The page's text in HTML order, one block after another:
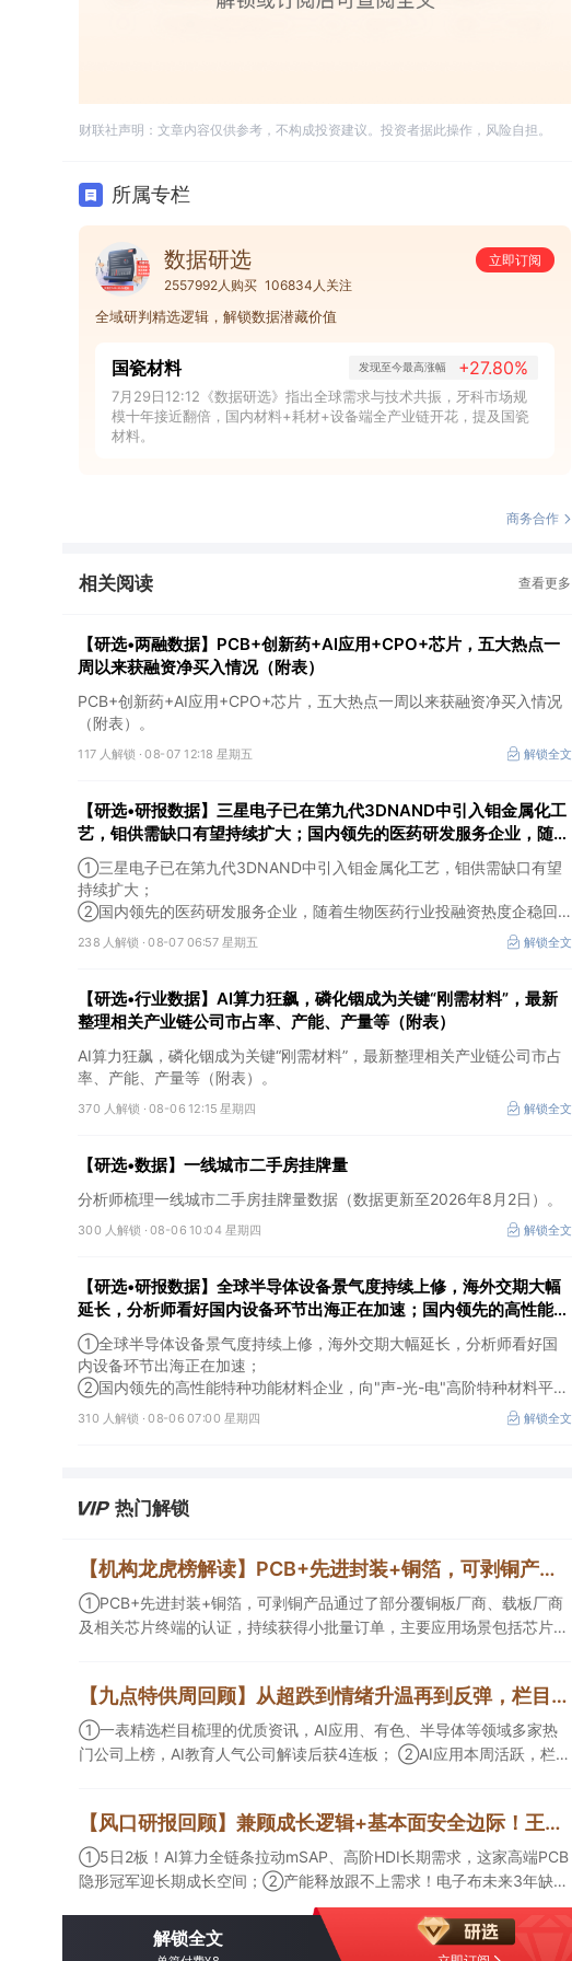
财联社声明：文章内容仅供参考，不构成投资建议。投资者据此操作，风险自担。
所属专栏
数据研选
立即订阅
2557992人购买 106834人关注
全域研判精选逻辑，解锁数据潜藏价值
国瓷材料 发现至今最高涨幅 +27.80%
7月29日12:12《数据研选》指出全球需求与技术共振，牙科市场规
模十年接近翻倍，国内材料+耗材+设备端全产业链开花，提及国瓷
材料。
商务合作
相关阅读 查看更多
【研选•两融数据】PCB+创新药+AI应用+CPO+芯片，五大热点一
周以来获融资净买入情况（附表）
PCB+创新药+AI应用+CPO+芯片，五大热点一周以来获融资净买入情况
（附表）。
117 人解锁 ·08-07 12:18 星期五 解锁全文
【研选•研报数据】三星电子已在第九代3DNAND中引入钼金属化工
艺，钼供需缺口有望持续扩大；国内领先的医药研发服务企业，随着
生物医药行业投融资热度企稳回暖，后续实验室业务的毛利拐点值得
期待
①三星电子已在第九代3DNAND中引入钼金属化工艺，钼供需缺口有望
持续扩大；
②国内领先的医药研发服务企业，随着生物医药行业投融资热度企稳回
暖，后续实验室业务的毛利拐点值得期待。
238 人解锁 ·08-07 06:57 星期五 解锁全文
【研选•行业数据】AI算力狂飙，磷化铟成为关键“刚需材料”，最新
整理相关产业链公司市占率、产能、产量等（附表）
AI算力狂飙，磷化铟成为关键“刚需材料”，最新整理相关产业链公司市占
率、产能、产量等（附表）。
370 人解锁 ·08-06 12:15 星期四 解锁全文
【研选•数据】一线城市二手房挂牌量
分析师梳理一线城市二手房挂牌量数据（数据更新至2026年8月2日）。
300 人解锁 ·08-06 10:04 星期四 解锁全文
【研选•研报数据】全球半导体设备景气度持续上修，海外交期大幅
延长，分析师看好国内设备环节出海正在加速；国内领先的高性能特
种功能材料企业，向"声-光-电"高阶特种材料平台跨越，打开成长空
间
①全球半导体设备景气度持续上修，海外交期大幅延长，分析师看好国
内设备环节出海正在加速；
②国内领先的高性能特种功能材料企业，向"声-光-电"高阶特种材料平台
跨越，打开成长空间。
310 人解锁 ·08-06 07:00 星期四 解锁全文
热门解锁
【机构龙虎榜解读】PCB+先进封装+铜箔，可剥铜产品通过了部分覆铜板厂商、载板厂商及相关芯片终端的认证，持续获得小批量订单，主要应用场景包括芯片封装光模块用PCB，机构大额净买入这家公司
①PCB+先进封装+铜箔，可剥铜产品通过了部分覆铜板厂商、载板厂商
及相关芯片终端的认证，持续获得小批量订单，主要应用场景包括芯片封
具备承接细胞与基因治疗产品商业化受托生产的合规资质，这家公司获净
买入。
【九点特供周回顾】从超跌到情绪升温再到反弹，栏目梳理AI应用题材逻辑，AI教育人气公司解读后获4连板
①一表精选栏目梳理的优质资讯，AI应用、有色、半导体等领域多家热
门公司上榜，AI教育人气公司解读后获4连板； ②AI应用本周活跃，栏目
提及2家核心公司双双涨停。
【风口研报回顾】兼顾成长逻辑+基本面安全边际！王牌自营前瞻覆盖“pcb+MLCC+电子布”，梳理AI产业链优质标的“深坑起跳”
①5日2板！AI算力全链条拉动mSAP、高阶HDI长期需求，这家高端PCB
隐形冠军迎长期成长空间；②产能释放跟不上需求！电子布未来3年缺口
难消，深坑之际再梳理行业逻辑，人气龙头涨超3成；③AI服务器、机器
人带动MLCC景气周期持续！这家公司扩产、涨价预期暂未被市场定价，
王牌自营前瞻捕捉“预期差”，3日大涨26%。
解锁全文